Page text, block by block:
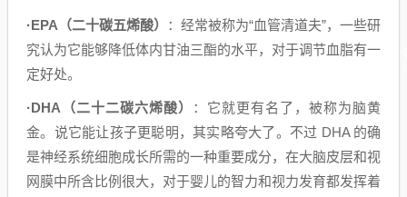
·EPA（二十碳五烯酸）
：经常被称为“血管清道夫”，一些研
究认为它能够降低体内甘油三酯的水平，对于调节血脂有一
定好处。
·DHA（二十二碳六烯酸）
：它就更有名了，被称为脑黄
金。说它能让孩子更聪明，其实略夸大了。不过 DHA 的确
是神经系统细胞成长所需的一种重要成分，在大脑皮层和视
网膜中所含比例很大，对于婴儿的智力和视力发育都发挥着